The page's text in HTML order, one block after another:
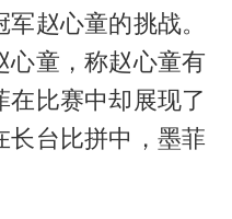
赵心童的挑战。
心童，称赵心童有
比赛中却展现了
长台比拼中，墨菲